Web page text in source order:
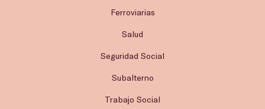
Ferroviarias
Salud
Seguridad Social
Subalterno
Trabajo Social